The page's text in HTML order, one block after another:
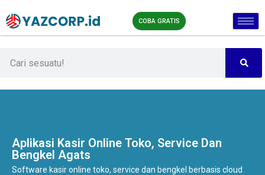
COBA GRATIS
Aplikasi Kasir Online Toko, Service Dan
Bengkel Agats
Software kasir online toko, service dan bengkel berbasis cloud